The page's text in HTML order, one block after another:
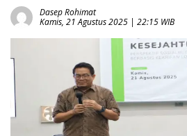
Dasep Rohimat
Kamis, 21 Agustus 2025 | 22:15 WIB